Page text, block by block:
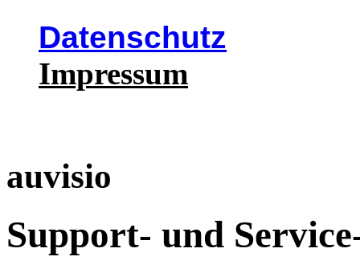
Datenschutz
Impressum
auvisio
Support- und